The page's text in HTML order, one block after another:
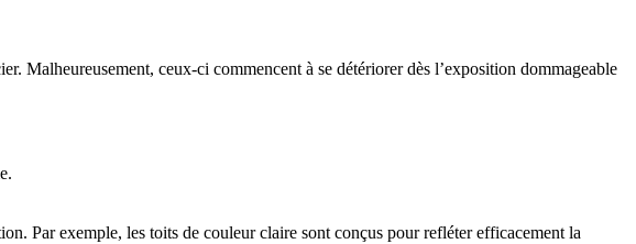
Malheureusement, ceux-ci commencent à se détériorer dès l’exposition dommageable
Par exemple, les toits de couleur claire sont conçus pour refléter efficacement la